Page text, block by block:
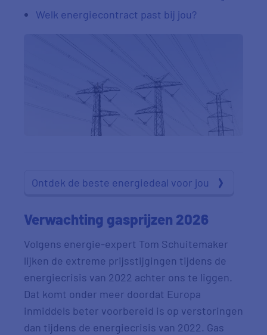
Welk energiecontract past bij jou?
Ontdek de beste energiedeal voor jou
Verwachting gasprijzen 2026
Volgens energie-expert Tom Schuitemaker
lijken de extreme prijsstijgingen tijdens de
energiecrisis van 2022 achter ons te liggen.
Dat komt onder meer doordat Europa
inmiddels beter voorbereid is op verstoringen
dan tijdens de energiecrisis van 2022. Gas